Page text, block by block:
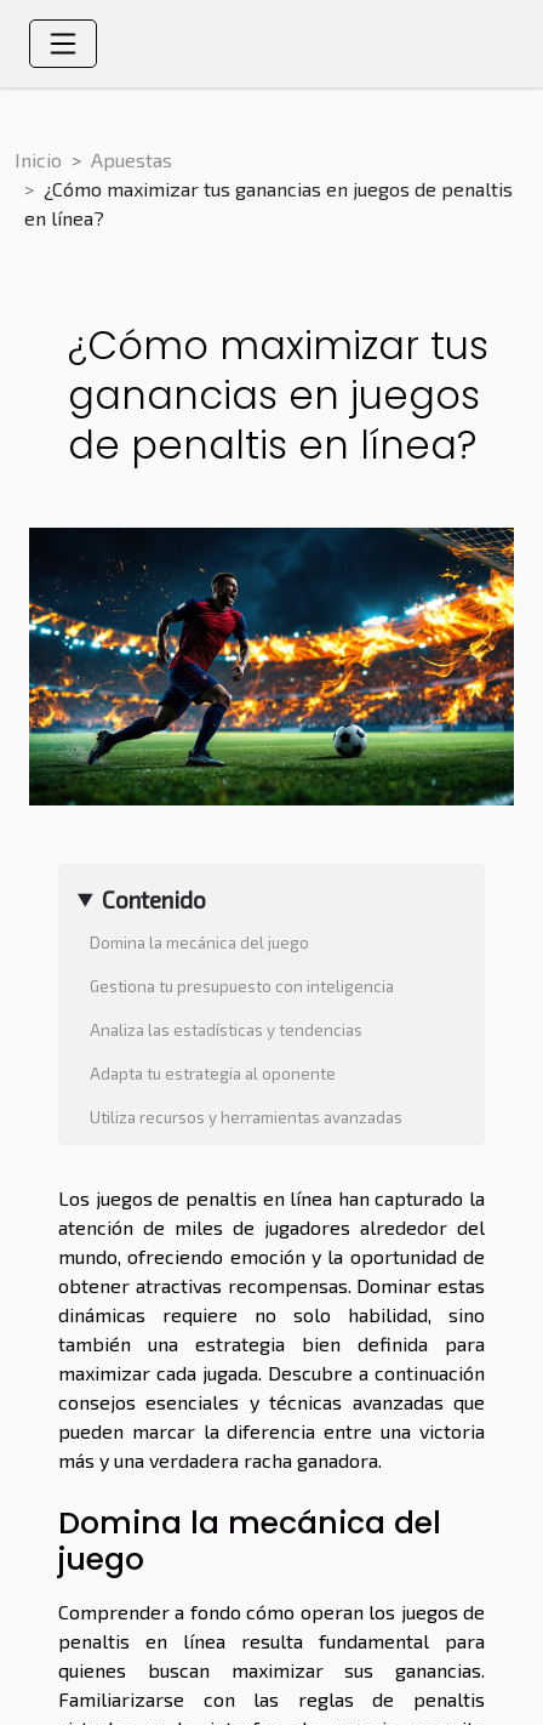
Inicio
Apuestas
¿Cómo maximizar tus ganancias en juegos de penaltis
en línea?
¿Cómo maximizar tus
ganancias en juegos
de penaltis en línea?
Contenido
Domina la mecánica del juego
Gestiona tu presupuesto con inteligencia
Analiza las estadísticas y tendencias
Adapta tu estrategia al oponente
Utiliza recursos y herramientas avanzadas
Los juegos de penaltis en línea han capturado la
atención de miles de jugadores alrededor del
mundo, ofreciendo emoción y la oportunidad de
obtener atractivas recompensas. Dominar estas
dinámicas requiere no solo habilidad, sino
también una estrategia bien definida para
maximizar cada jugada. Descubre a continuación
consejos esenciales y técnicas avanzadas que
pueden marcar la diferencia entre una victoria
más y una verdadera racha ganadora.
Domina la mecánica del
juego
Comprender a fondo cómo operan los juegos de
penaltis en línea resulta fundamental para
quienes buscan maximizar sus ganancias.
Familiarizarse con las reglas de penaltis